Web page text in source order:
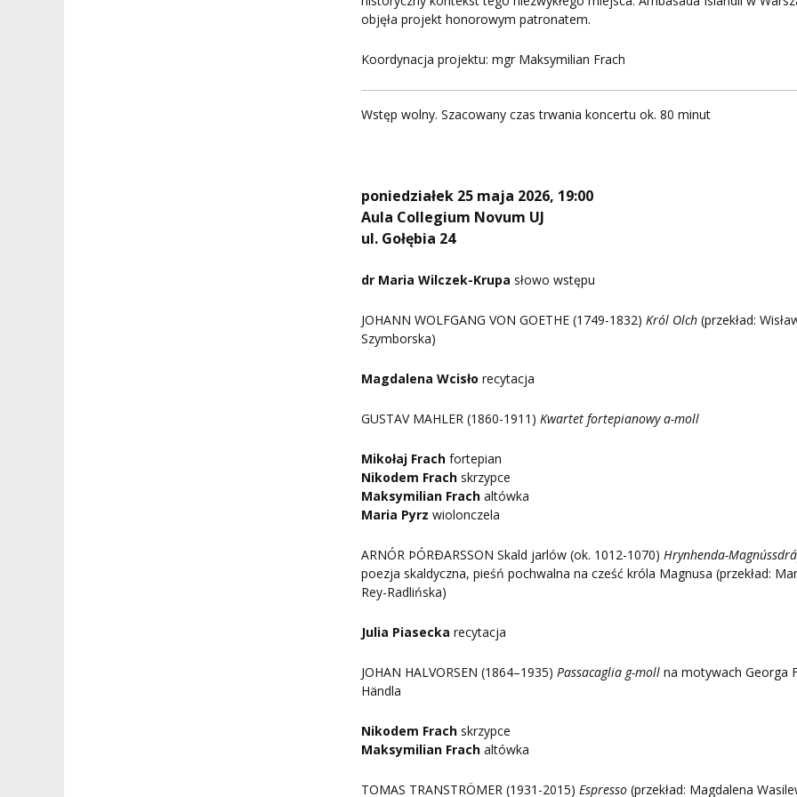
objęła projekt honorowym patronatem.
Koordynacja projektu: mgr Maksymilian Frach
Wstęp wolny. Szacowany czas trwania koncertu ok. 80 minut
poniedziałek 25 maja 2026, 19:00
Aula Collegium Novum UJ
ul. Gołębia 24
dr Maria Wilczek-Krupasłowo wstępu
JOHANN WOLFGANG VON GOETHE (1749-1832)Król Olch(przekład:
Szymborska)
Magdalena Wcisłorecytacja
GUSTAV MAHLER (1860-1911)Kwartet fortepianowy a-moll
Mikołaj Frachfortepian
Nikodem Frachskrzypce
Maksymilian Frachaltówka
Maria Pyrzwiolonczela
ARNÓR ÞÓRÐARSSON Skald jarlów (ok. 1012-1070)Hrynhenda-
poezja skaldyczna, pieśń pochwalna na cześć króla Magnusa (przekład:
Rey-Radlińska)
Julia Piaseckarecytacja
JOHAN HALVORSEN (1864–1935)Passacaglia g-mollna motywach Georga
Händla
Nikodem Frachskrzypce
Maksymilian Frachaltówka
TOMAS TRANSTRÖMER (1931-2015)Espresso(przekład: Magdalena